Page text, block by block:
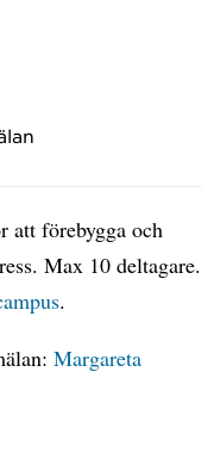
att förebygga och
Max 10 deltagare.
.
Margareta